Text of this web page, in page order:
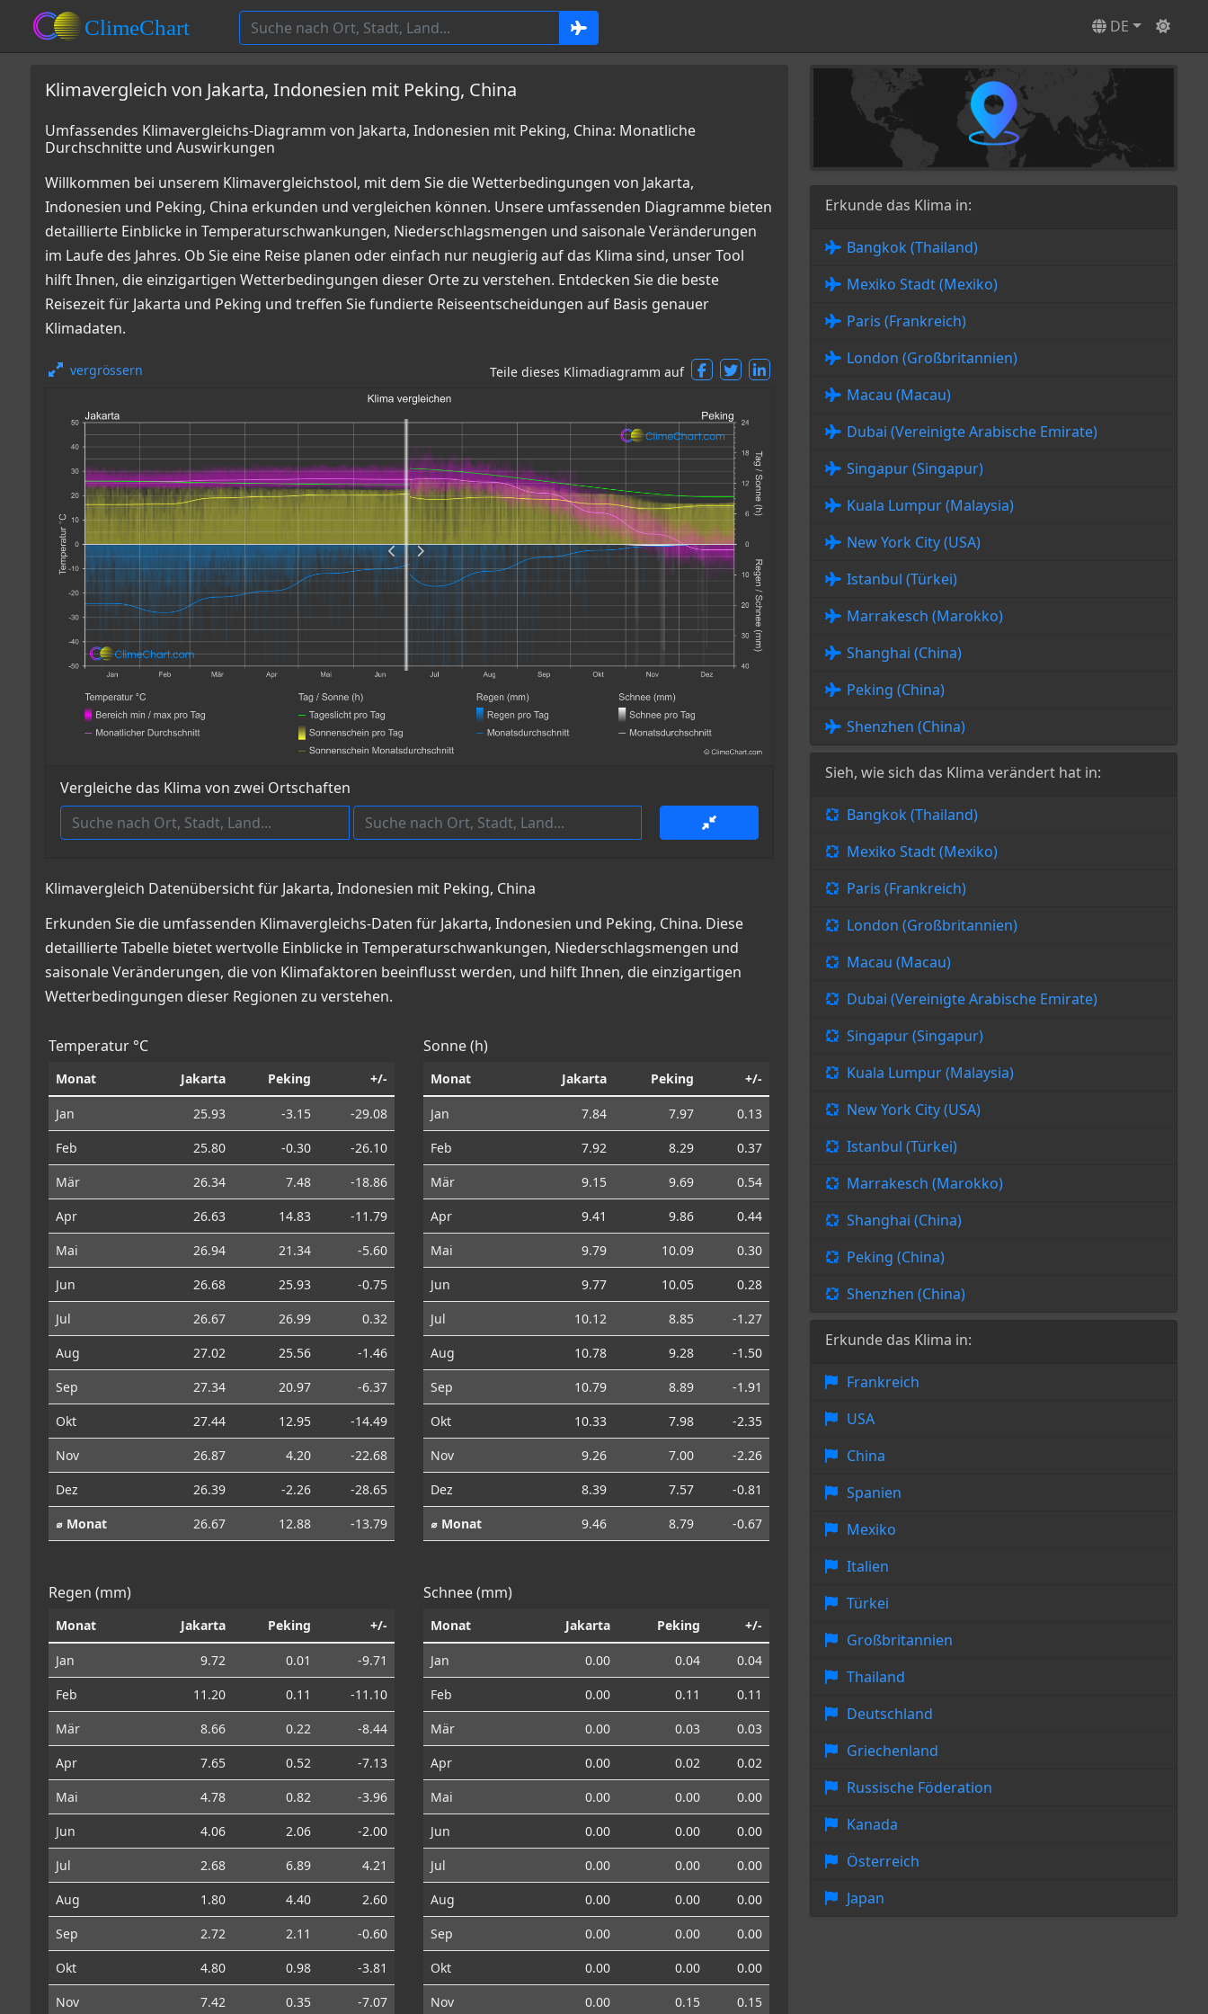
DE
Klimavergleich von Jakarta, Indonesien mit Peking, China
Umfassendes Klimavergleichs-Diagramm von Jakarta, Indonesien mit Peking, China: Monatliche
Durchschnitte und Auswirkungen
Willkommen bei unserem Klimavergleichstool, mit dem Sie die Wetterbedingungen von Jakarta,
Indonesien und Peking, China erkunden und vergleichen können. Unsere umfassenden Diagramme bieten
detaillierte Einblicke in Temperaturschwankungen, Niederschlagsmengen und saisonale Veränderungen
im Laufe des Jahres. Ob Sie eine Reise planen oder einfach nur neugierig auf das Klima sind, unser Tool
hilft Ihnen, die einzigartigen Wetterbedingungen dieser Orte zu verstehen. Entdecken Sie die beste
Reisezeit für Jakarta und Peking und treffen Sie fundierte Reiseentscheidungen auf Basis genauer
Klimadaten.
vergrössern Teile dieses Klimadiagramm auf
Vergleiche das Klima von zwei Ortschaften
Klimavergleich Datenübersicht für Jakarta, Indonesien mit Peking, China
Erkunden Sie die umfassenden Klimavergleichs-Daten für Jakarta, Indonesien und Peking, China. Diese
detaillierte Tabelle bietet wertvolle Einblicke in Temperaturschwankungen, Niederschlagsmengen und
saisonale Veränderungen, die von Klimafaktoren beeinflusst werden, und hilft Ihnen, die einzigartigen
Wetterbedingungen dieser Regionen zu verstehen.
Temperatur °C
Monat Jakarta Peking +/-
Jan 25.93 -3.15
-29.08
Feb
25.80 -0.30
-26.10
Mär
26.34 7.48
-18.86
Apr
26.63 14.83
-11.79
Mai
26.94 21.34
-5.60
Jun
26.68 25.93
-0.75
Jul
26.67 26.99
0.32
Aug
27.02 25.56
-1.46
Sep
27.34 20.97
-6.37
Okt
27.44 12.95
-14.49
Nov
26.87 4.20
-22.68
Dez
26.39 -2.26
-28.65
⌀ Monat
26.67 12.88 -13.79
Sonne (h)
Monat Jakarta Peking +/-
Jan 7.84 7.97
0.13
Feb
7.92 8.29
0.37
Mär
9.15 9.69
0.54
Apr
9.41 9.86
0.44
Mai
9.79 10.09
0.30
Jun
9.77 10.05
0.28
Jul
10.12 8.85
-1.27
Aug
10.78 9.28
-1.50
Sep
10.79 8.89
-1.91
Okt
10.33 7.98
-2.35
Nov
9.26 7.00
-2.26
Dez
8.39 7.57
-0.81
⌀ Monat
9.46 8.79 -0.67
Regen (mm)
Monat Jakarta Peking +/-
Jan 9.72 0.01
-9.71
Feb
11.20 0.11
-11.10
Mär
8.66 0.22
-8.44
Apr
7.65 0.52
-7.13
Mai
4.78 0.82
-3.96
Jun
4.06 2.06
-2.00
Jul
2.68 6.89
4.21
Aug
1.80 4.40
2.60
Sep
2.72 2.11
-0.60
Okt
4.80 0.98
-3.81
Nov
7.42 0.35 -7.07
Schnee (mm)
Monat Jakarta Peking +/-
Jan 0.00 0.04
0.04
Feb
0.00 0.11
0.11
Mär
0.00 0.03
0.03
Apr
0.00 0.02
0.02
Mai
0.00 0.00
0.00
Jun
0.00 0.00
0.00
Jul
0.00 0.00
0.00
Aug
0.00 0.00
0.00
Sep
0.00 0.00
0.00
Okt
0.00 0.00
0.00
Nov
0.00 0.15 0.15
Erkunde das Klima in:
Bangkok (Thailand)
Mexiko Stadt (Mexiko)
Paris (Frankreich)
London (Großbritannien)
Macau (Macau)
Dubai (Vereinigte Arabische Emirate)
Singapur (Singapur)
Kuala Lumpur (Malaysia)
New York City (USA)
Istanbul (Türkei)
Marrakesch (Marokko)
Shanghai (China)
Peking (China)
Shenzhen (China)
Sieh, wie sich das Klima verändert hat in:
Bangkok (Thailand)
Mexiko Stadt (Mexiko)
Paris (Frankreich)
London (Großbritannien)
Macau (Macau)
Dubai (Vereinigte Arabische Emirate)
Singapur (Singapur)
Kuala Lumpur (Malaysia)
New York City (USA)
Istanbul (Türkei)
Marrakesch (Marokko)
Shanghai (China)
Peking (China)
Shenzhen (China)
Erkunde das Klima in:
Frankreich
USA
China
Spanien
Mexiko
Italien
Türkei
Großbritannien
Thailand
Deutschland
Griechenland
Russische Föderation
Kanada
Österreich
Japan